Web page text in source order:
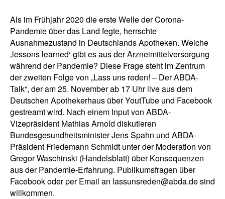
zur
Suche
Als im Frühjahr 2020 die erste Welle der Corona-
Pandemie über das Land fegte, herrschte
Ausnahmezustand in Deutschlands Apotheken. Welche
‚lessons learned‘ gibt es aus der Arzneimittelversorgung
während der Pandemie? Diese Frage steht im Zentrum
der zweiten Folge von „Lass uns reden! – Der ABDA-
Talk“, der am 25. November ab 17 Uhr live aus dem
Deutschen Apothekerhaus über YoutTube und Facebook
gestreamt wird. Nach einem Input von ABDA-
Vizepräsident Mathias Arnold diskutieren
Bundesgesundheitsminister Jens Spahn und ABDA-
Präsident Friedemann Schmidt unter der Moderation von
Gregor Waschinski (Handelsblatt) über Konsequenzen
aus der Pandemie-Erfahrung. Publikumsfragen über
Facebook oder per Email an lassunsreden@abda.de sind
willkommen.